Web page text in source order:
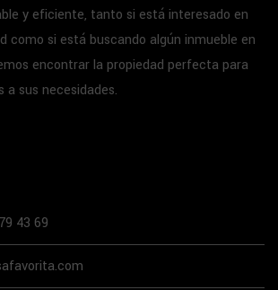
y eficiente, tanto si está interesado en
como si está buscando algún inmueble en
encontrar la propiedad perfecta para
a sus necesidades.
43 69